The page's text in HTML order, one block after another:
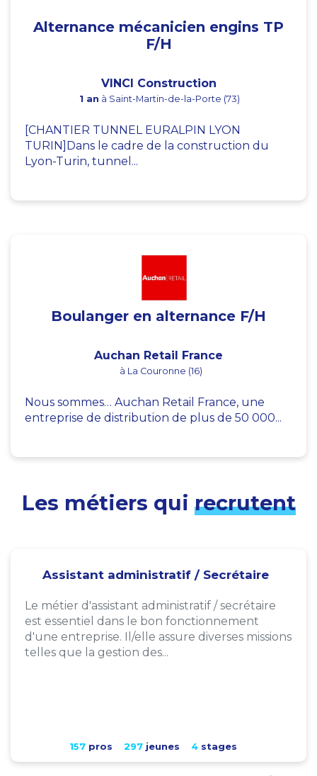
Alternance mécanicien engins TP
F/H
VINCI Construction
1 an à Saint-Martin-de-la-Porte (73)
[CHANTIER TUNNEL EURALPIN LYON
TURIN]Dans le cadre de la construction du
Lyon-Turin, tunnel...
Boulanger en alternance F/H
Auchan Retail France
à La Couronne (16)
Nous sommes… Auchan Retail France, une
entreprise de distribution de plus de 50 000...
Les métiers qui recrutent
Assistant administratif / Secrétaire
Le métier d'assistant administratif / secrétaire
est essentiel dans le bon fonctionnement
d'une entreprise. Il/elle assure diverses missions
telles que la gestion des...
157pros 297jeunes 4stages